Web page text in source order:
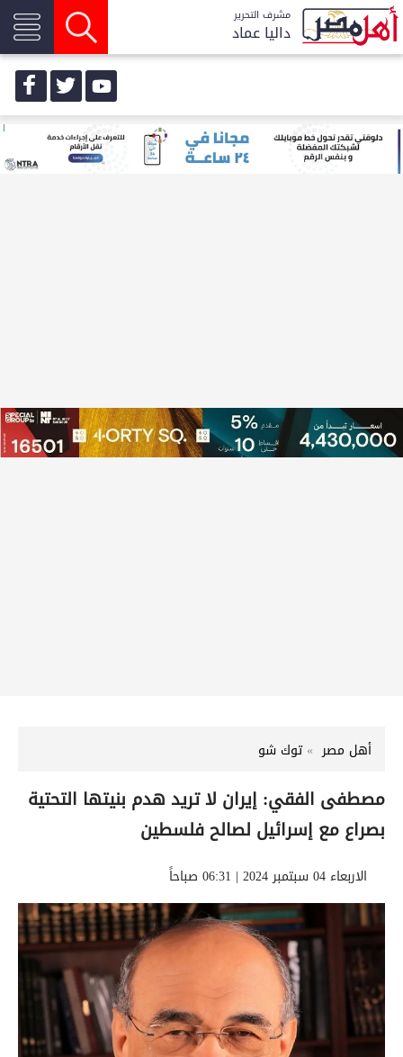
مشرف التحرير
داليا عماد
أهل مصر توك شو
مصطفى الفقي: إيران لا تريد هدم بنيتها التحتية
بصراع مع إسرائيل لصالح فلسطين
الاربعاء 04 سبتمبر 2024 | 06:31 صباحاً